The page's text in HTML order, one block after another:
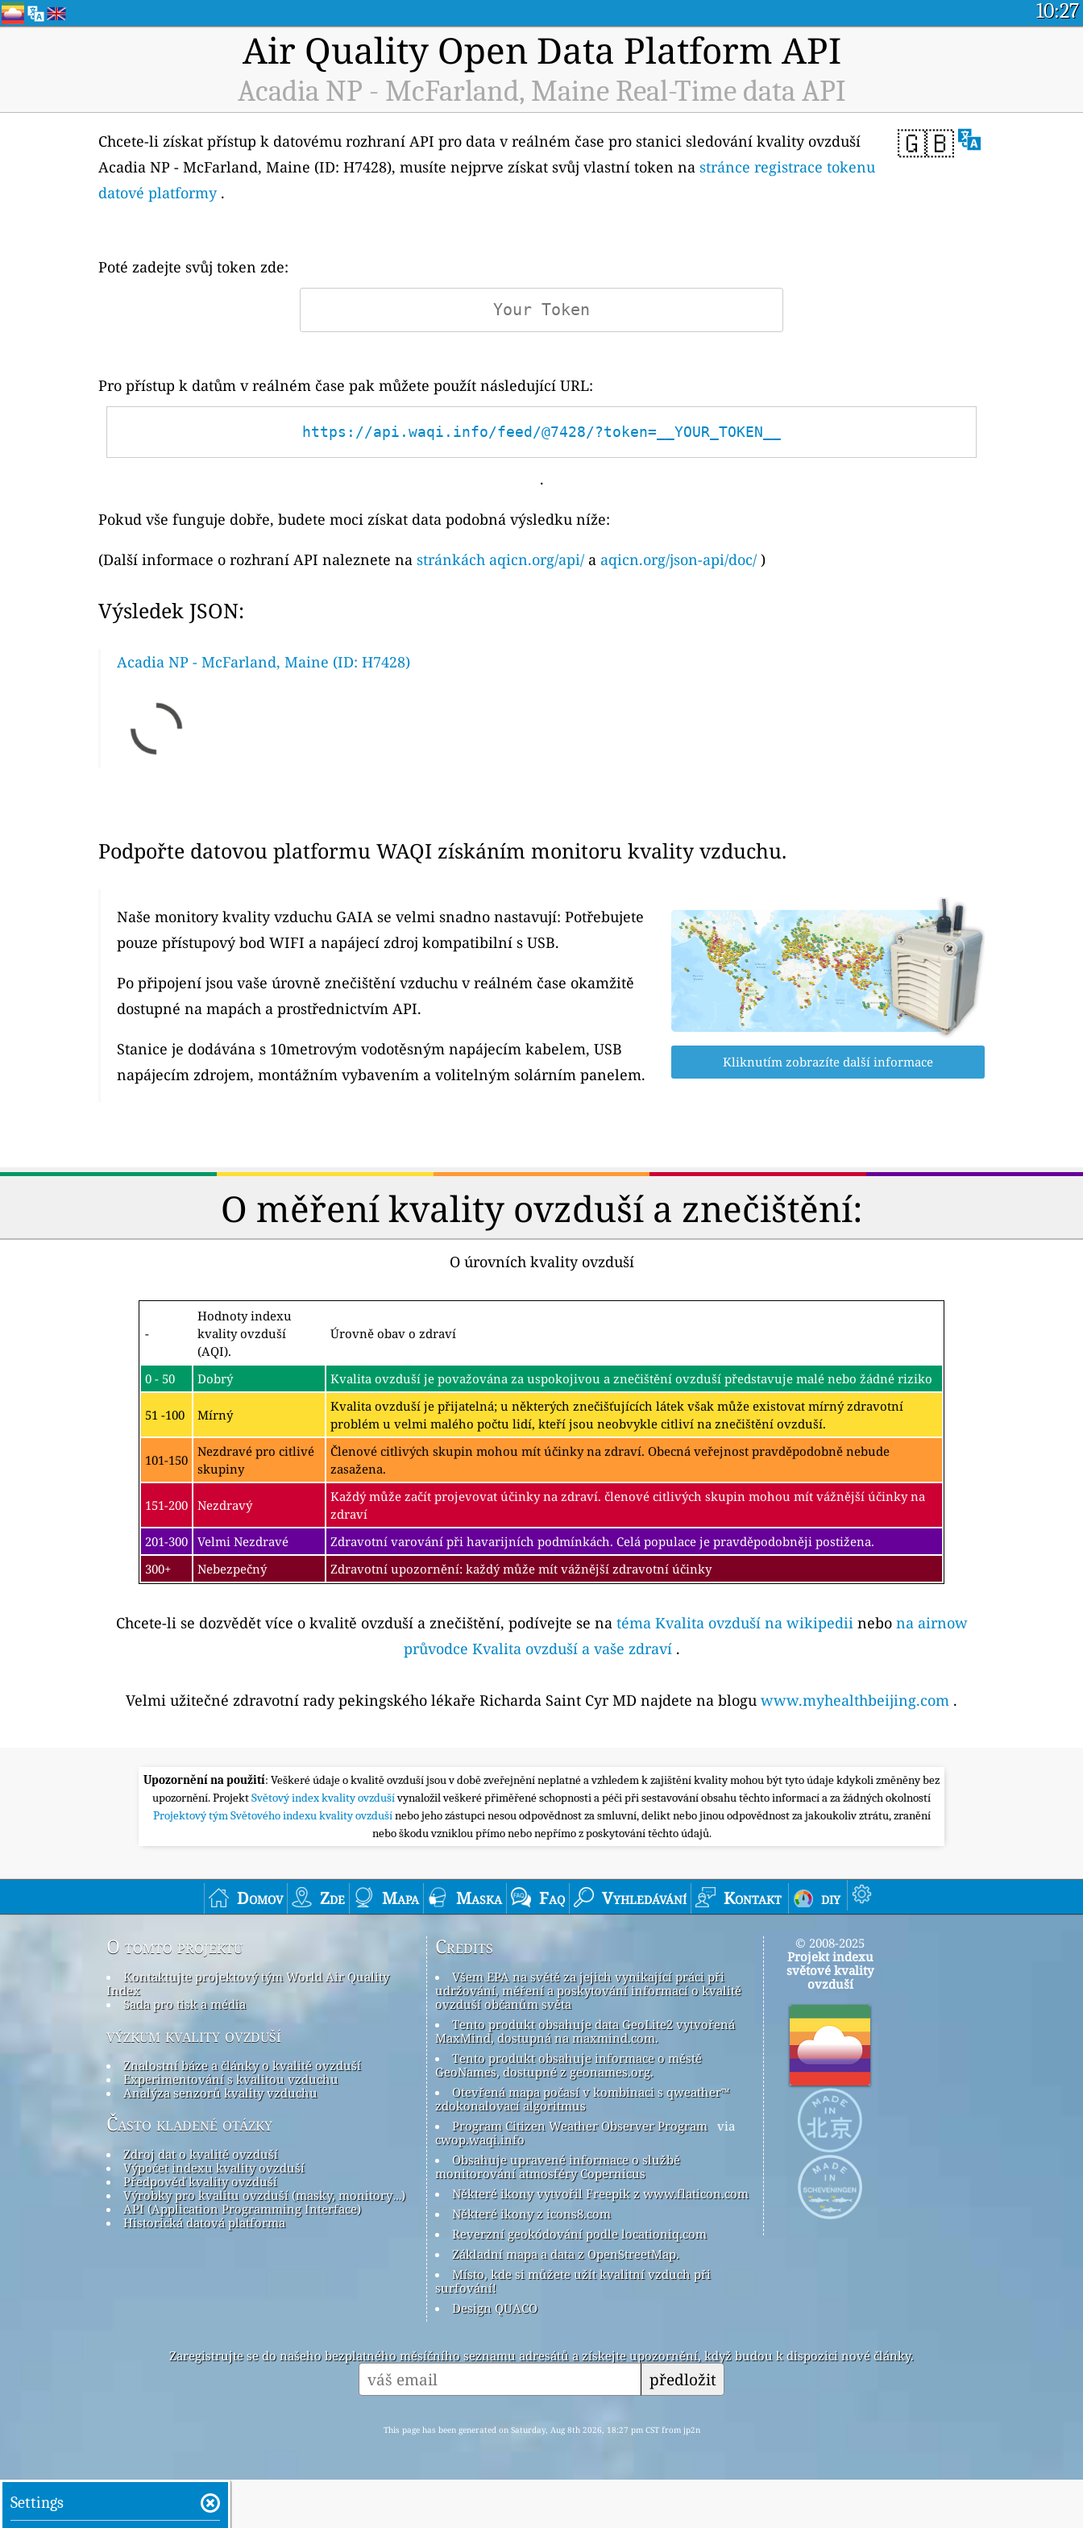
10:27
Air Quality Open Data Platform API
Acadia NP - McFarland, Maine Real-Time data API
🇬🇧
Chcete-li získat přístup k datovému rozhraní API pro data v reálném čase pro stanici sledování kvality ovzduší
Acadia NP - McFarland, Maine (ID: H7428), musíte nejprve získat svůj vlastní token na stránce registrace tokenu
datové platformy.
Poté zadejte svůj token zde:
Pro přístup k datům v reálném čase pak můžete použít následující URL:
https://api.waqi.info/feed/@7428/?token=__YOUR_TOKEN__
.
Pokud vše funguje dobře, budete moci získat data podobná výsledku níže:
(Další informace o rozhraní API naleznete na stránkách aqicn.org/api/ a aqicn.org/json-api/doc/ )
Výsledek JSON:
Acadia NP - McFarland, Maine (ID: H7428)
Podpořte datovou platformu WAQI získáním monitoru kvality vzduchu.
Naše monitory kvality vzduchu GAIA se velmi snadno nastavují: Potřebujete
pouze přístupový bod WIFI a napájecí zdroj kompatibilní s USB.
Po připojení jsou vaše úrovně znečištění vzduchu v reálném čase okamžitě
dostupné na mapách a prostřednictvím API.
Stanice je dodávána s 10metrovým vodotěsným napájecím kabelem, USB
napájecím zdrojem, montážním vybavením a volitelným solárním panelem.
Kliknutím zobrazíte další informace
O měření kvality ovzduší a znečištění:
O úrovních kvality ovzduší
-
Hodnoty indexu
kvality ovzduší
(AQI).
Úrovně obav o zdraví
0 - 50 Dobrý Kvalita ovzduší je považována za uspokojivou a znečištění ovzduší představuje malé nebo žádné riziko
51 -100 Mírný
Kvalita ovzduší je přijatelná; u některých znečišťujících látek však může existovat mírný zdravotní
problém u velmi malého počtu lidí, kteří jsou neobvykle citliví na znečištění ovzduší.
101-150
Nezdravé pro citlivé
skupiny
Členové citlivých skupin mohou mít účinky na zdraví. Obecná veřejnost pravděpodobně nebude
zasažena.
151-200 Nezdravý
Každý může začít projevovat účinky na zdraví. členové citlivých skupin mohou mít vážnější účinky na
zdraví
201-300 Velmi Nezdravé
Zdravotní varování při havarijních podmínkách. Celá populace je pravděpodobněji postižena.
300+
Nebezpečný Zdravotní upozornění: každý může mít vážnější zdravotní účinky
Chcete-li se dozvědět více o kvalitě ovzduší a znečištění, podívejte se na téma Kvalita ovzduší na wikipediinebo na airnow
průvodce Kvalita ovzduší a vaše zdraví.
Velmi užitečné zdravotní rady pekingského lékaře Richarda Saint Cyr MD najdete na blogu www.myhealthbeijing.com .
Upozornění na použití: Veškeré údaje o kvalitě ovzduší jsou v době zveřejnění neplatné a vzhledem k zajištění kvality mohou být tyto údaje kdykoli změněny bez
upozornění. ProjektSvětový index kvality ovzdušívynaložil veškeré přiměřené schopnosti a péči při sestavování obsahu těchto informací a za žádných okolností
Projektový tým Světového indexu kvality ovzdušínebo jeho zástupci nesou odpovědnost za smluvní, delikt nebo jinou odpovědnost za jakoukoliv ztrátu, zranění
nebo škodu vzniklou přímo nebo nepřímo z poskytování těchto údajů.
Domov Zde Mapa Maska Faq Vyhledávání Kontakt diy
O tomto projektu
Kontaktujte projektový tým World Air Quality
Index
Sada pro tisk a média
výzkum kvality ovzduší
Znalostní báze a články o kvalitě ovzduší
Experimentování s kvalitou vzduchu
Analýza senzorů kvality vzduchu
Často kladené otázky
Zdroj dat o kvalitě ovzduší
Výpočet indexu kvality ovzduší
Předpověď kvality ovzduší
Výrobky pro kvalitu ovzduší (masky, monitory…)
API (Application Programming Interface)
Historická datová platforma
Credits
Všem EPA na světě za jejich vynikající práci při
udržování, měření a poskytování informací o kvalitě
ovzduší občanům světa
Tento produkt obsahuje data GeoLite2 vytvořená
MaxMind, dostupná na maxmind.com.
Tento produkt obsahuje informace o městě
GeoNames, dostupné z geonames.org.
Otevřená mapa počasí v kombinaci s qweather™
zdokonalovací algoritmus
Program Citizen Weather Observer Program via
cwop.waqi.info
Obsahuje upravené informace o službě
monitorování atmosféry Copernicus
Některé ikony vytvořil Freepik z www.flaticon.com
Některé ikony z icons8.com
Reverzní geokódování podle locationiq.com
Základní mapa a data z OpenStreetMap.
Místo, kde si můžete užít kvalitní vzduch při
surfování!
Design QUACO
© 2008-2025
Projekt indexu
světové kvality
ovzduší
Zaregistrujte se do našeho bezplatného měsíčního seznamu adresátů a získejte upozornění, když budou k dispozici nové články.
předložit
This page has been generated on Saturday, Aug 8th 2026, 18:27 pm CST from jp2n
Settings